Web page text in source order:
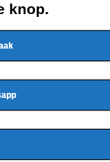
knop.